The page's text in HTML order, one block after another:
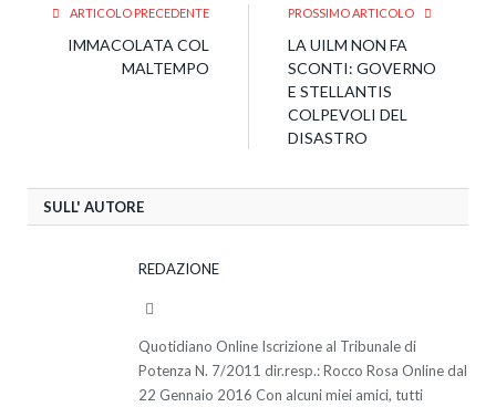
ARTICOLO PRECEDENTE
IMMACOLATA COL
MALTEMPO
PROSSIMO ARTICOLO
LA UILM NON FA
SCONTI: GOVERNO
E STELLANTIS
COLPEVOLI DEL
DISASTRO
SULL' AUTORE
REDAZIONE
Quotidiano Online Iscrizione al Tribunale di
Potenza N. 7/2011 dir.resp.: Rocco Rosa Online dal
22 Gennaio 2016 Con alcuni miei amici, tutti